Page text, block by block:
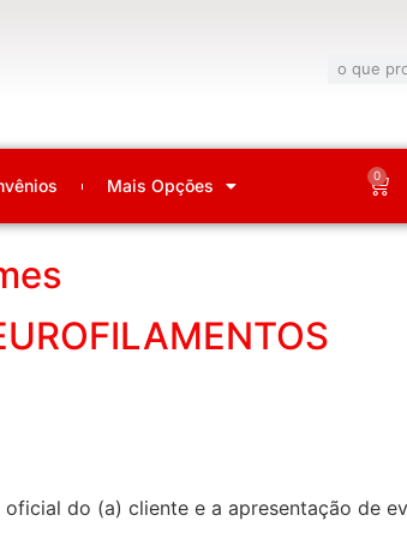
Mais Opções 0
do (a) cliente e a apresentação de